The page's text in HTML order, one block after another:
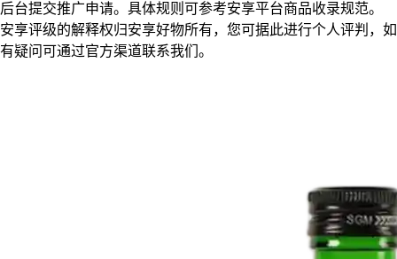
后台提交推广申请。具体规则可参考安享平台商品收录规范。
安享评级的解释权归安享好物所有，您可据此进行个人评判，如
有疑问可通过官方渠道联系我们。